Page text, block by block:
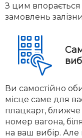
З цим впорається
замовлень
Ви самостійно
місце саме для
плацкарт, ближче
номер вагона,
на ваш вибір.